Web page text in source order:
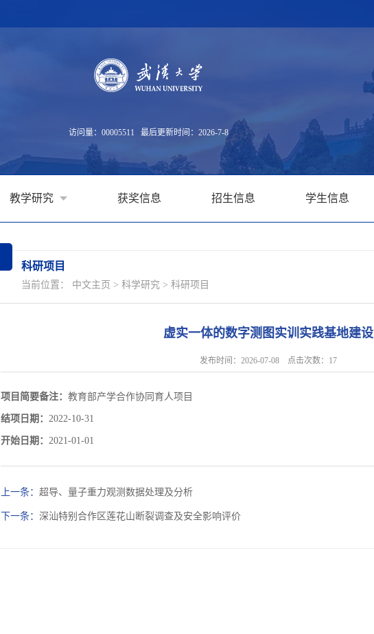
访问量： 00005511 最后更新时间： 2026-7-8
教学研究 获奖信息 招生信息 学生信息
科研项目
当前位置： 中文主页 > 科学研究 > 科研项目
虚实一体的数字测图实训实践基地建设
发布时间：2026-07-08 点击次数： 17
项目简要备注： 教育部产学合作协同育人项目
结项日期： 2022-10-31
开始日期： 2021-01-01
上一条： 超导、量子重力观测数据处理及分析
下一条： 深汕特别合作区莲花山断裂调查及安全影响评价